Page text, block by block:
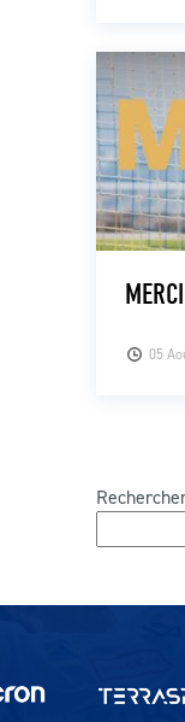
05